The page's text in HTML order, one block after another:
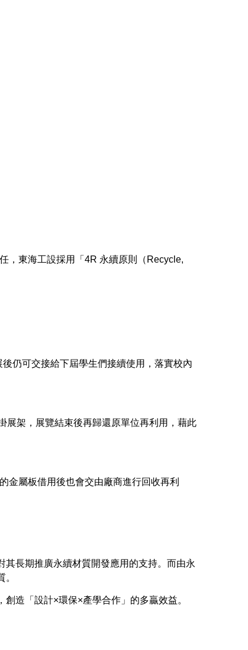
，東海工設採用「4R 永續原則（Recycle,
仍可交接給下屆學生們接續使用，落實校內
展架，展覽結束後再歸還原單位再利用，藉此
金屬板借用後也會交由廠商進行回收再利
長期推廣永續材質開發應用的支持。而由永
造「設計×環保×產學合作」的多贏效益。